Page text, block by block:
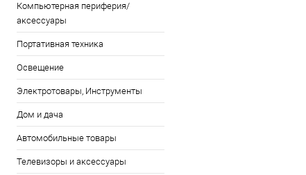
Компьютерная периферия/
аксессуары
Портативная техника
Освещение
Электротовары, Инструменты
Дом и дача
Автомобильные товары
Телевизоры и аксессуары